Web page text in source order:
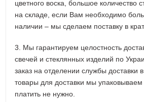
цветного воска, большое количество
на складе, если Вам необходимо
наличии – мы сделаем поставку в
3. Мы гарантируем целостность
свечей и стеклянных изделий по
заказ на отделении службы
товары для доставки мы
платить не нужно.